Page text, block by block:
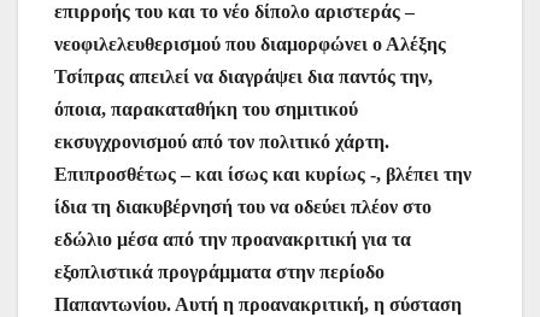
επιρροής του και το νέο δίπολο αριστεράς –
νεοφιλελευθερισμού που διαμορφώνει ο Αλέξης
Τσίπρας απειλεί να διαγράψει δια παντός την,
όποια, παρακαταθήκη του σημιτικού
εκσυγχρονισμού από τον πολιτικό χάρτη.
Επιπροσθέτως – και ίσως και κυρίως -, βλέπει την
ίδια τη διακυβέρνησή του να οδεύει πλέον στο
εδώλιο μέσα από την προανακριτική για τα
εξοπλιστικά προγράμματα στην περίοδο
Παπαντωνίου. Αυτή η προανακριτική, η σύσταση